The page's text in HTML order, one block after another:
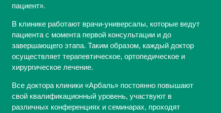
пациент».
В клинике работают врачи-универсалы, которые ведут
пациента с момента первой консультации и до
завершающего этапа. Таким образом, каждый доктор
осуществляет терапевтическое, ортопедическое и
хирургическое лечение.
Все доктора клиники «Арбаль» постоянно повышают
свой квалификационный уровень, участвуют в
различных конференциях и семинарах, проходят